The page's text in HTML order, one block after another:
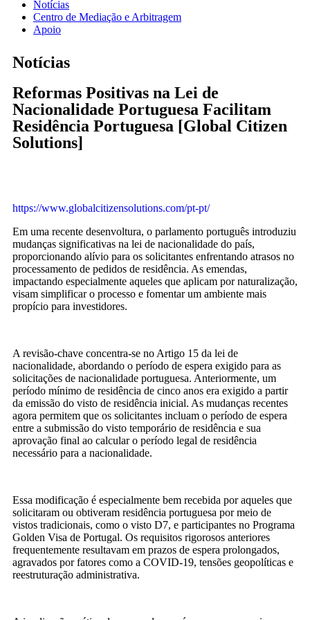
Notícias
Centro de Mediação e Arbitragem
Apoio
Notícias
Reformas Positivas na Lei de
Nacionalidade Portuguesa Facilitam
Residência Portuguesa [Global Citizen
Solutions]
https://www.globalcitizensolutions.com/pt-pt/
Em uma recente desenvoltura, o parlamento português introduziu
mudanças significativas na lei de nacionalidade do país,
proporcionando alívio para os solicitantes enfrentando atrasos no
processamento de pedidos de residência. As emendas,
impactando especialmente aqueles que aplicam por naturalização,
visam simplificar o processo e fomentar um ambiente mais
propício para investidores.
A revisão-chave concentra-se no Artigo 15 da lei de
nacionalidade, abordando o período de espera exigido para as
solicitações de nacionalidade portuguesa. Anteriormente, um
período mínimo de residência de cinco anos era exigido a partir
da emissão do visto de residência inicial. As mudanças recentes
agora permitem que os solicitantes incluam o período de espera
entre a submissão do visto temporário de residência e sua
aprovação final ao calcular o período legal de residência
necessário para a nacionalidade.
Essa modificação é especialmente bem recebida por aqueles que
solicitaram ou obtiveram residência portuguesa por meio de
vistos tradicionais, como o visto D7, e participantes no Programa
Golden Visa de Portugal. Os requisitos rigorosos anteriores
frequentemente resultavam em prazos de espera prolongados,
agravados por fatores como a COVID-19, tensões geopolíticas e
reestruturação administrativa.